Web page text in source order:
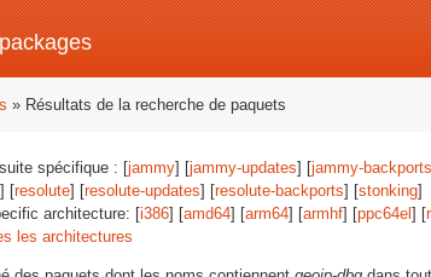
» Résultats de la recherche de paquets
spécifique : [jammy] [jammy-updates] [jammy-backports
] [resolute] [resolute-updates] [resolute-backports] [stonking]
architecture: [i386] [amd64] [arm64] [armhf] [ppc64el ] [
les architectures